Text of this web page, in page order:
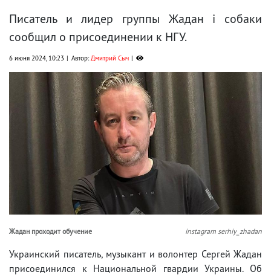
Писатель и лидер группы Жадан і собаки
сообщил о присоединении к НГУ.
6 июня 2024, 10:23 Автор:Дмитрий Сыч
Жадан проходит обучение instagram serhiy_zhadan
Украинский писатель, музыкант и волонтер Сергей Жадан
присоединился к Национальной гвардии Украины. Об